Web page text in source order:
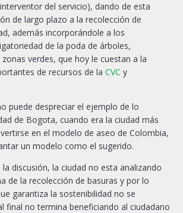
del servicio), dando de esta
de largo plazo a la recolección de
además incorporándole a los
de la poda de árboles,
verdes, que hoy le cuestan a la
de recursos de la CVC y
puede despreciar el ejemplo de lo
de Bogota, cuando era la ciudad más
en el modelo de aseo de Colombia,
un modelo como el sugerido.
discusión, la ciudad no esta analizando
de la recolección de basuras y por lo
garantiza la sostenibilidad no se
final no termina beneficiando al ciudadano